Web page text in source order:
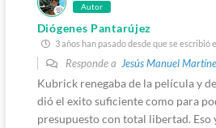
Autor
Diógenes Pantarújez
3 años han pasado desde que se escribió
Responde a Jesús Manuel
Kubrick renegaba de la película y
dió el exito suficiente como para
presupuesto con total libertad. Eso